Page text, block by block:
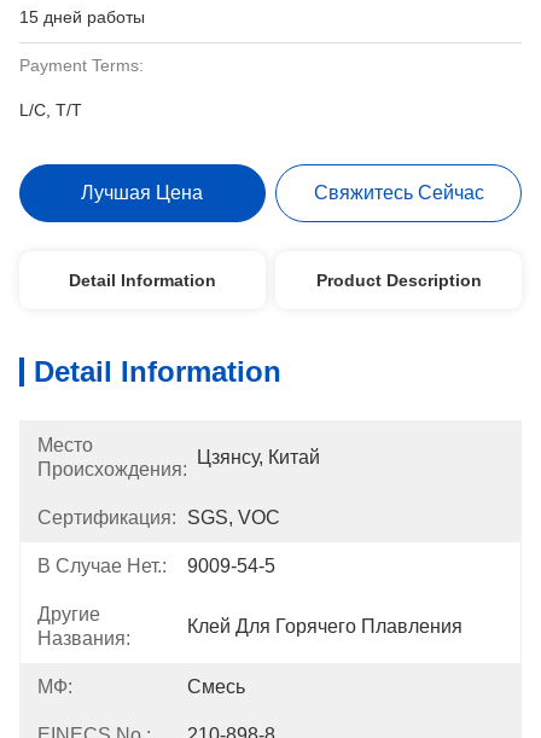
15 дней работы
Payment Terms:
L/C, T/T
Лучшая Цена Свяжитесь Сейчас
Detail Information Product Description
Detail Information
Место
Происхождения:
Цзянсу, Китай
Сертификация: SGS, VOC
В Случае Нет.: 9009-54-5
Другие
Названия:
Клей Для Горячего Плавления
МФ: Смесь